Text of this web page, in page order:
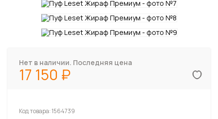
Нет в наличии. Последняя цена
17 150
Код товара:1564739